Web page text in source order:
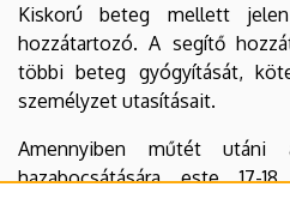
Kiskorú beteg mellett
hozzátartozó. A segítő
többi beteg gyógyítását,
személyzet utasításait.
Amennyiben műtét utáni
hazabocsátására este